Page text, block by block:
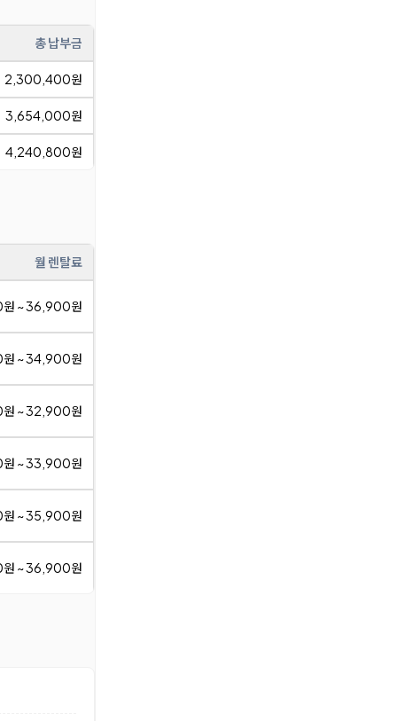
총 납부금
2,300,400원
3,654,000원
4,240,800원
월 렌탈료
~ 36,900원
~ 34,900원
~ 32,900원
~ 33,900원
~ 35,900원
~ 36,900원